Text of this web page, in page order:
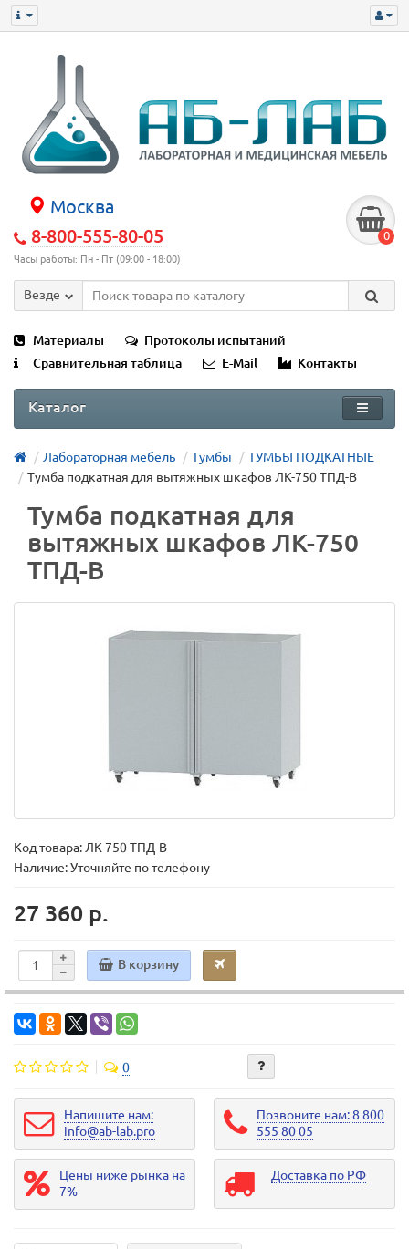
Москва
8-800-555-80-05
Часы работы: Пн - Пт (09:00 - 18:00)
0
Везде
Материалы
Протоколы испытаний
Сравнительная таблица
E-Mail Контакты
Каталог
Лабораторная мебель Тумбы
ТУМБЫ ПОДКАТНЫЕ
Тумба подкатная для вытяжных шкафов ЛК-750 ТПД-В
Тумба подкатная для
вытяжных шкафов ЛК-750
ТПД-В
Код товара: ЛК-750 ТПД-В
Наличие: Уточняйте по телефону
27 360 р.
В корзину
0
Напишите нам:
info@ab-lab.pro
Позвоните нам: 8 800
555 80 05
Цены ниже рынка на
7%
Доставка по РФ